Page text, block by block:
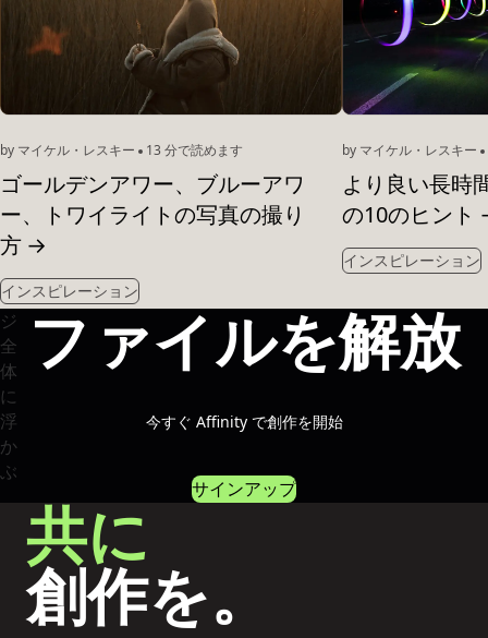
by マイケル・レスキー 13 分で読めます
ゴールデンアワー、ブルーアワ
ー、トワイライトの写真の撮り
方 →
インスピレーション
by マイケル・レスキー
より良い長時
の10のヒント
インスピレーション
ファイルを解放
今すぐ Affinity で創作を開始
サインアップ
共に
創作を。